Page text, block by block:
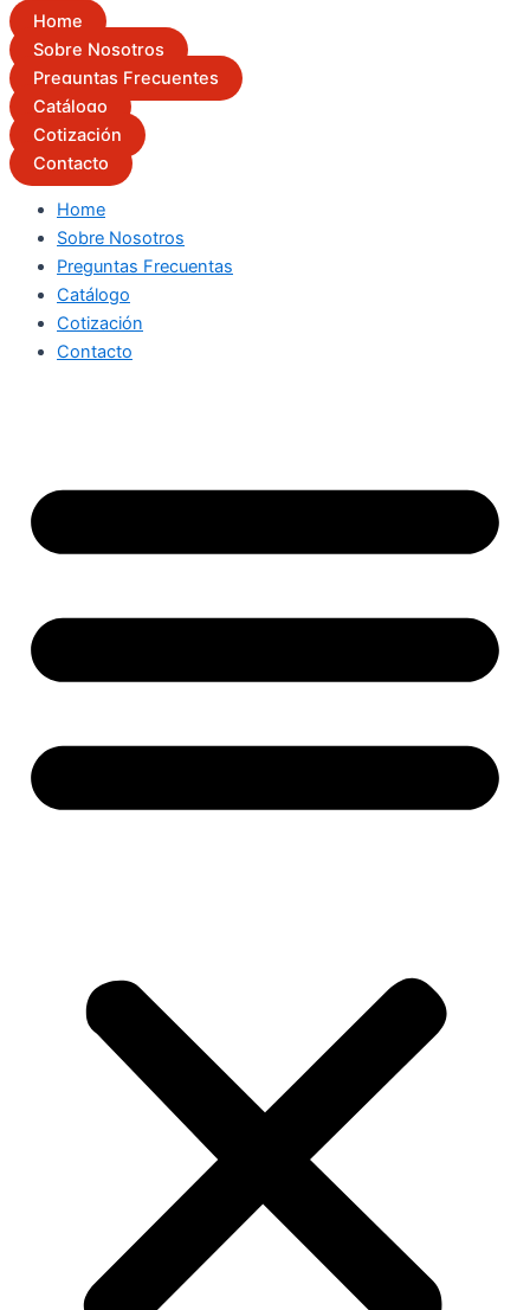
Home
Sobre Nosotros
Preguntas Frecuentes
Catálogo
Cotización
Contacto
Home
Sobre Nosotros
Preguntas Frecuentas
Catálogo
Cotización
Contacto